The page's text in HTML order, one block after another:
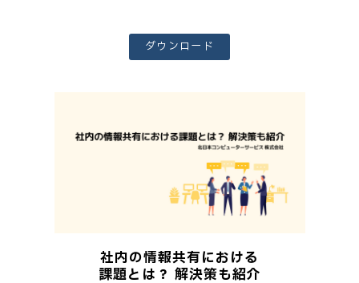
ダウンロード
社内の情報共有における
課題とは？ 解決策も紹介